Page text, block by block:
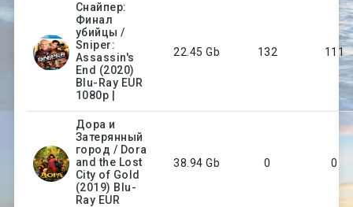
Снайпер:
Финал
убийцы /
Sniper:
Assassin's
End (2020)
Blu-Ray EUR
1080p |
22.45 Gb 132 111
Дора и
Затерянный
город / Dora
and the Lost
City of Gold
(2019) Blu-
Ray EUR
38.94 Gb 0 0